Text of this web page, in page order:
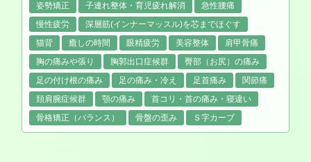
姿勢矯正
子連れ整体・育児疲れ解消
急性腰痛
慢性疲労
深層筋(インナーマッスル)を芯までほぐす
猫背
癒しの時間 眼精疲労 美容整体
肩甲骨痛
胸の痛みや張り
胸郭出口症候群
臀部（お尻）の痛み
足の付け根の痛み
足の痛み・冷え 足首痛み
関節痛
頚肩腕症候群
顎の痛み
首コリ・首の痛み・寝違い
骨格矯正（バランス）
骨盤の歪み Ｓ字カーブ